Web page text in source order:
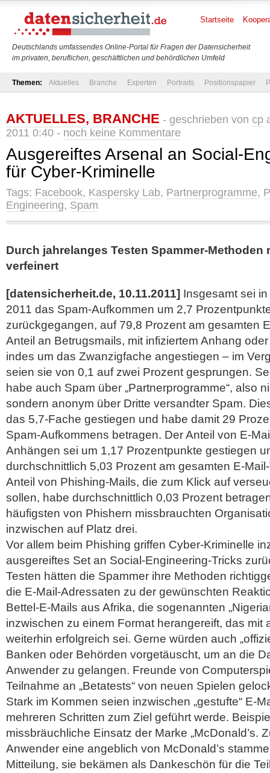
Deutschlands umfassendes Online-Portal für Fragen der Datensicherheit
im privaten, beruflichen, geschäftlichen und behördlichen Umfeld
Startseite
Themen: Aktuelles Branche Experten Portraits Positionspapier
AKTUELLES, BRANCHE - geschrieben von cp
2011 0:40 - noch keine Kommentare
Ausgereiftes Arsenal an Social-
für Cyber-Kriminelle
Tags: Facebook, Kaspersky Lab, Partnerprogramme,
Engineering, Spam
Durch jahrelanges Testen Spammer-Methoden
verfeinert
[datensicherheit.de, 10.11.2011] Insgesamt sei
2011 das Spam-Aufkommen um 2,7
zurückgegangen, auf 79,8 Prozent am gesamten
Anteil an Betrugsmails, mit infiziertem Anhang
indes um das Zwanzigfache angestiegen – im
seien sie von 0,1 auf zwei Prozent gesprungen.
habe auch Spam über „Partnerprogramme“, also
sondern anonym über Dritte versandter Spam.
das 5,7-Fache gestiegen und habe damit 29
Spam-Aufkommens betragen. Der Anteil von E-
Anhängen sei um 1,17 Prozentpunkte gestiegen
durchschnittlich 5,03 Prozent am gesamten E-
Anteil von Phishing-Mails, die zum Klick auf
sollen, habe durchschnittlich 0,03 Prozent
häufigsten von Phishern missbrauchten
inzwischen auf Platz drei.
Vor allem beim Phishing griffen Cyber-Kriminelle
ausgereiftes Set an Social-Engineering-Tricks
Testen hätten die Spammer ihre Methoden
die E-Mail-Adressaten zu der gewünschten
Bettel-E-Mails aus Afrika, die sogenannten
inzwischen zu einem Format herangereift, das mit
weiterhin erfolgreich sei. Gerne würden auch
Banken oder Behörden vorgetäuscht, um an die
Anwender zu gelangen. Freunde von
Teilnahme an „Betatests“ von neuen Spielen
Stark im Kommen seien inzwischen „gestufte“ E-
mehreren Schritten zum Ziel geführt werde.
missbräuchliche Einsatz der Marke „McDonald’s.
Anwender eine angeblich von McDonald’s
Mitteilung, sie bekämen als Dankeschön für die